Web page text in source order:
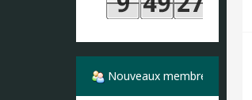
Nouveaux membres